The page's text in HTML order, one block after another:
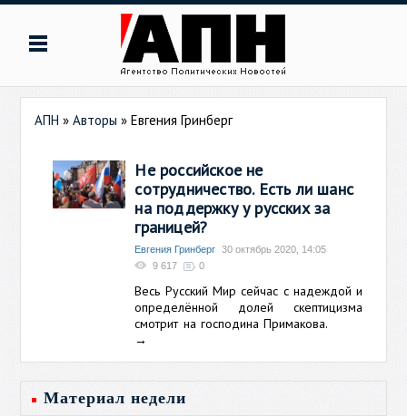
АПН »Авторы »Евгения Гринберг
Не российское не
сотрудничество. Есть ли шанс
на поддержку у русских за
границей?
Евгения Гринберг
30 октябрь 2020, 14:05
9 617
0
Весь Русский Мир сейчас с надеждой и
определённой долей скептицизма
смотрит на господина Примакова.
→
Материал недели